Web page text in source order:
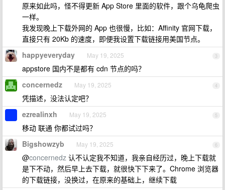
原来如此吗，怪不得更新 App Store 里面的软件，跟个乌龟爬虫
一样。
我发现晚上下载外网的 App 也很慢，比如：Affinity 官网下载，
直接只有 20Kb 的速度，即便我设置下载链接用美国节点。
3
happyeveryday May 19, 2025
appstore 国内不是都有 cdn 节点的吗？
4
concernedz May 19, 2025
凭描述，没法认定吧？
5
ezrealinxh May 19, 2025
移动 联通 你都试过吗？
6
Bigshowzyb May 19, 2025
@concernedz 认不认定我不知道，我亲自经历过，晚上下载就
是下不动，然后早上去下载，就很快下下来了。Chrome 浏览器
的下载链接，没换过，在原来的基础上，继续下载